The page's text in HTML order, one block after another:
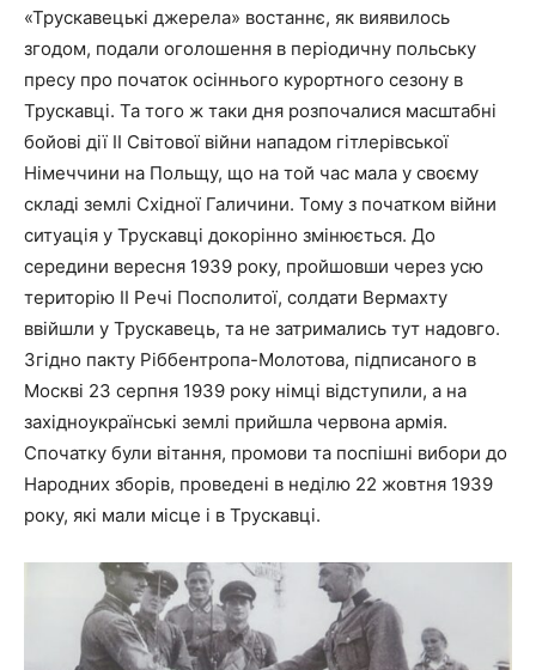
«Трускавецькі джерела» востаннє, як виявилось
згодом, подали оголошення в періодичну польську
пресу про початок осіннього курортного сезону в
Трускавці. Та того ж таки дня розпочалися масштабні
бойові дії ІІ Світової війни нападом гітлерівської
Німеччини на Польщу, що на той час мала у своєму
складі землі Східної Галичини. Тому з початком війни
ситуація у Трускавці докорінно змінюється. До
середини вересня 1939 року, пройшовши через усю
територію ІІ Речі Посполитої, солдати Вермахту
ввійшли у Трускавець, та не затримались тут надовго.
Згідно пакту Ріббентропа-Молотова, підписаного в
Москві 23 серпня 1939 року німці відступили, а на
західноукраїнські землі прийшла червона армія.
Спочатку були вітання, промови та поспішні вибори до
Народних зборів, проведені в неділю 22 жовтня 1939
року, які мали місце і в Трускавці.